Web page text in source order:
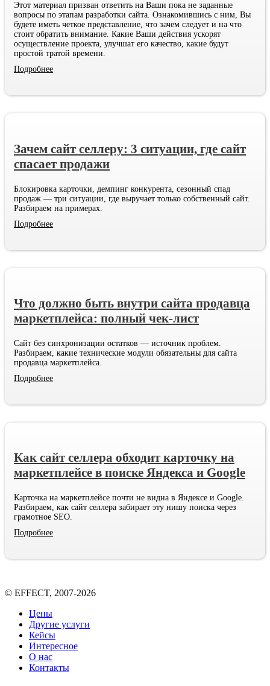
Этот материал призван ответить на Ваши пока не заданные
вопросы по этапам разработки сайта. Ознакомившись с ним, Вы
будете иметь четкое представление, что зачем следует и на что
стоит обратить внимание. Какие Ваши действия ускорят
осуществление проекта, улучшат его качество, какие будут
простой тратой времени.
Подробнее
Зачем сайт селлеру: 3 ситуации, где сайт
спасает продажи
Блокировка карточки, демпинг конкурента, сезонный спад
продаж — три ситуации, где выручает только собственный сайт.
Разбираем на примерах.
Подробнее
Что должно быть внутри сайта продавца
маркетплейса: полный чек-лист
Сайт без синхронизации остатков — источник проблем.
Разбираем, какие технические модули обязательны для сайта
продавца маркетплейса.
Подробнее
Как сайт селлера обходит карточку на
маркетплейсе в поиске Яндекса и Google
Карточка на маркетплейсе почти не видна в Яндексе и Google.
Разбираем, как сайт селлера забирает эту нишу поиска через
грамотное SEO.
Подробнее
© EFFECT, 2007-2026
Цены
Другие услуги
Кейсы
Интересное
О нас
Контакты